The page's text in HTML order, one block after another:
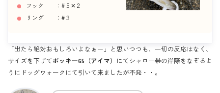
フック ：#５✕２
リング ：#３
「出たら絶対おもしろいよなぁー」と思いつつも、一切の反応はなく、
サイズを下げてポッキー65（アイマ） にてシャロー帯の岸際をなぞるよ
うにドッグウォークにて引いて来ましたが不発・・。